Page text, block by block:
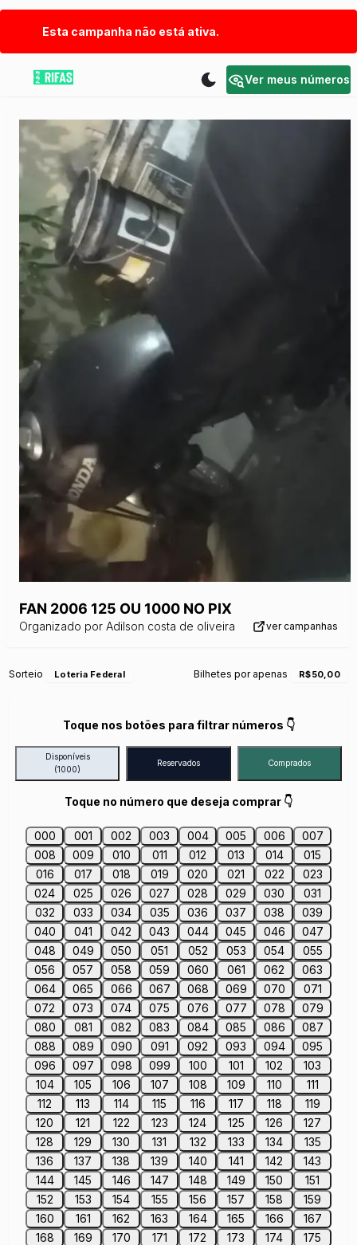
Esta campanha não está ativa.
Ver meus números
FAN 2006 125 OU 1000 NO PIX
Organizado por Adilson costa de oliveira ver campanhas
Sorteio Loteria Federal Bilhetes por apenas R$50,00
Toque nos botões para filtrar números 👇
Disponíveis
(1000)
Reservados Comprados
Toque no número que deseja comprar 👇
000 001 002 003 004 005 006
007
008
009 010 011 012 013 014
015
016
017 018 019 020 021 022
023
024
025 026 027 028 029 030
031
032
033 034 035 036 037 038
039
040
041 042 043 044 045 046
047
048
049 050 051 052 053 054
055
056
057 058 059 060 061 062
063
064
065 066 067 068 069 070
071
072
073 074 075 076 077 078
079
080
081 082 083 084 085 086
087
088
089 090 091 092 093 094
095
096
097 098 099 100 101 102
103
104
105 106 107 108 109 110
111
112
113 114 115 116 117 118
119
120
121 122 123 124 125 126
127
128
129 130 131 132 133 134
135
136
137 138 139 140 141 142
143
144
145 146 147 148 149 150
151
152
153 154 155 156 157 158
159
160
161 162 163 164 165 166
167
168
169 170 171 172 173 174
175